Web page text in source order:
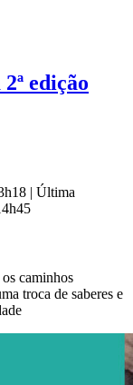
edição
| Última
caminhos
troca de saberes e